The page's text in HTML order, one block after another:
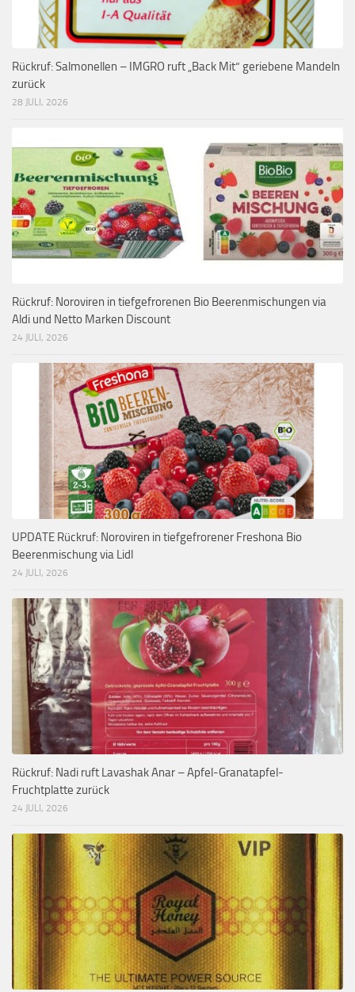
Rückruf: Salmonellen – IMGRO ruft „Back Mit“ geriebene Mandeln
zurück
28 JULI, 2026
Rückruf: Noroviren in tiefgefrorenen Bio Beerenmischungen via
Aldi und Netto Marken Discount
24 JULI, 2026
UPDATE Rückruf: Noroviren in tiefgefrorener Freshona Bio
Beerenmischung via Lidl
24 JULI, 2026
Rückruf: Nadi ruft Lavashak Anar – Apfel-Granatapfel-
Fruchtplatte zurück
24 JULI, 2026